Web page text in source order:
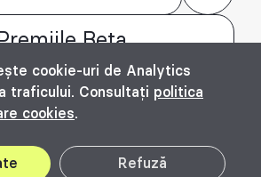
cookie-uri de Analytics
traficului. Consultați politica
cookies.
Refuză
Beta
de arhitectură Beta
reserved.
Top